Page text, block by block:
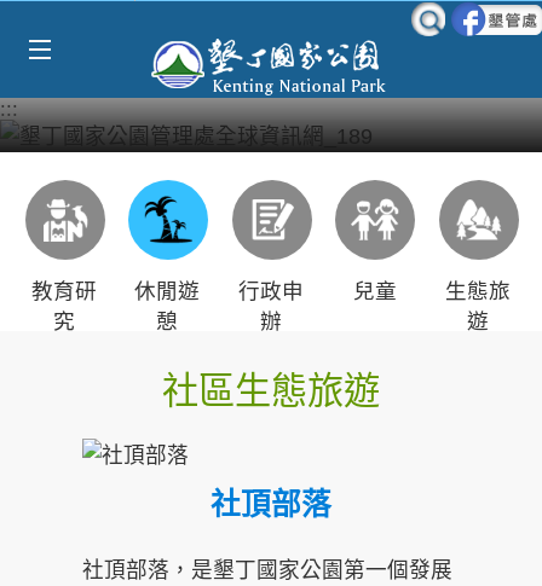
:::
教育研
究
休閒遊
憩
行政申
辦
兒童
生態旅
遊
社區生態旅遊
社頂部落
社頂部落，是墾丁國家公園第一個發展